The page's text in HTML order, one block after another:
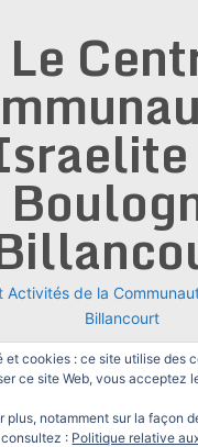
Le
Activités de la
Billancourt
et cookies : ce site utilise des
ce site Web, vous acceptez
plus, notamment sur la façon
consultez : Politique relative